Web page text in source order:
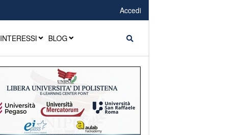
Accedi
INTERESSI BLOG